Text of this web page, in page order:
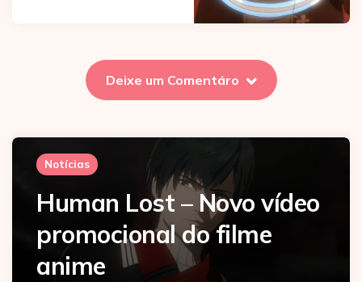
Deixe um Comentáro
Notícias
Human Lost – Novo vídeo
promocional do filme
anime